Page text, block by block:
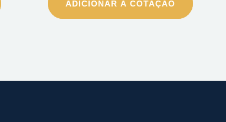
ADICIONAR À COTAÇÃO